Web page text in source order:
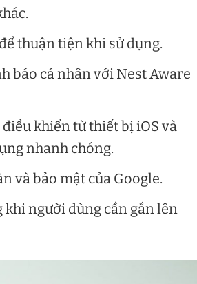
thuận tiện khi sử dụng.
báo cá nhân với Nest Aware
khiển từ thiết bị iOS và
nhanh chóng.
và bảo mật của Google.
khi người dùng cần gắn lên